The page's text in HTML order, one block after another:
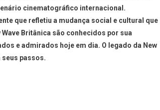
cinematográfico internacional.
que refletiu a mudança social e cultural que
Britânica são conhecidos por sua
e admirados hoje em dia. O legado da New
passos.